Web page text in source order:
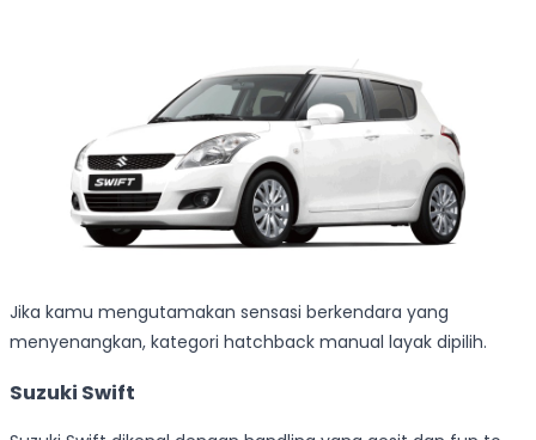
Jika kamu mengutamakan sensasi berkendara yang
menyenangkan, kategori hatchback manual layak dipilih.
Suzuki Swift